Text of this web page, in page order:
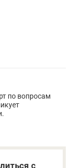
по вопросам
с